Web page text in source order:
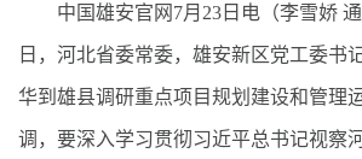
中国雄安官网7月23日电（李雪娇 通
日，河北省委常委，雄安新区党工委书
华到雄县调研重点项目规划建设和管理
调，要深入学习贯彻习近平总书记视察